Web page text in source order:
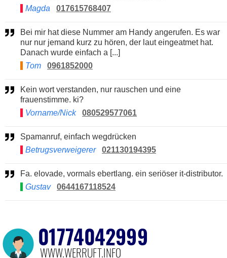
Magda
017615768407
Bei mir hat diese Nummer am Handy angerufen. Es war
nur nur jemand kurz zu hören, der laut eingeatmet hat.
Danach wurde einfach a [...]
Tom
0961852000
Kein wort verstanden, nur rauschen und eine
frauenstimme. ki?
Vorname/Nick
080529577061
Spamanruf, einfach wegdrücken
Betrugsverweigerer
021130194395
Fa. elovade, vormals ebertlang. ein seriöser it-distributor.
Gustav
0644167118524